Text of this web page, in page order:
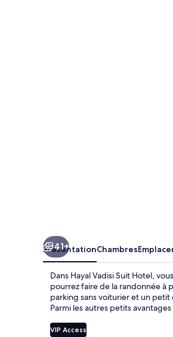
41+
PrésentationChambres
Dans Hayal Vadisi Suit Hotel,
pourrez faire de la randonnée à
parking sans voiturier et un petit
Parmi les autres petits
VIP Access